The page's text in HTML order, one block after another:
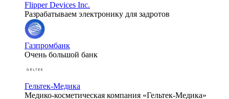
Flipper Devices Inc.
Разрабатываем электронику для задротов
Газпромбанк
Очень большой банк
Гельтек-Медика
Медико-косметическая компания «Гельтек-Медика»